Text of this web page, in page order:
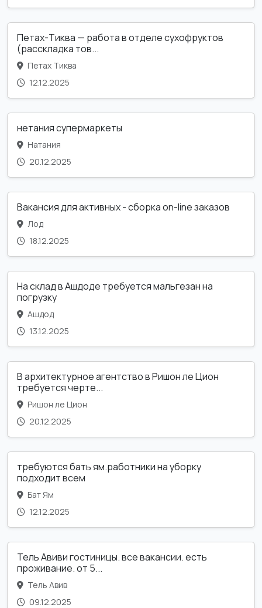
Петах-Тиква — работа в отделе сухофруктов
(расскладка тов...
Петах Тиква
12.12.2025
нетания супермаркеты
Натания
20.12.2025
Вакансия для активных - сборка on-line заказов
Лод
18.12.2025
На склад в Ашдоде требуется мальгезан на
погрузку
Ашдод
13.12.2025
В архитектурное агентство в Ришон ле Цион
требуется черте...
Ришон ле Цион
20.12.2025
требуются бать ям.работники на уборку
подходит всем
Бат Ям
12.12.2025
Тель Авиви гостиницы. все вакансии. есть
проживание. от 5...
Тель Авив
09.12.2025